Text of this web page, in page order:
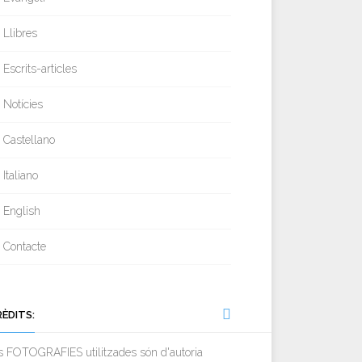
Llibres
Escrits-articles
Notícies
Castellano
Italiano
English
Contacte
FOTOGRAFIES utilitzades són d'autoria